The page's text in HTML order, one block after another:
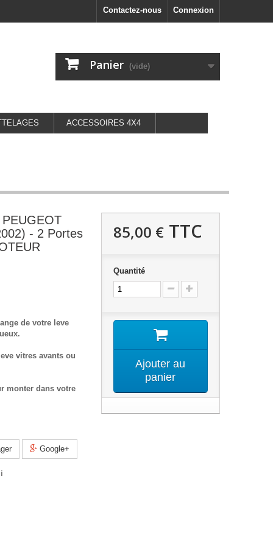
Connexion
Contactez-nous
Panier (vide)
ACCESSOIRES 4X4
- 2 Portes
de votre leve
vitres avants ou
monter dans votre
Google+
85,00 €TTC
Quantité
Ajouter au
panier